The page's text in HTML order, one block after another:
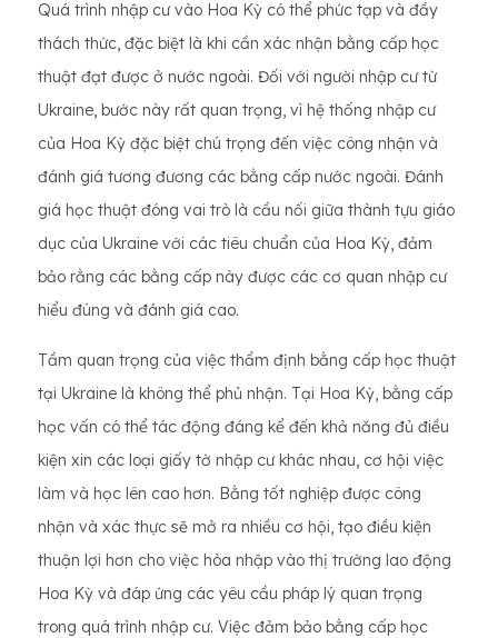
Quá trình nhập cư vào Hoa Kỳ có thể phức tạp và đầy
thách thức, đặc biệt là khi cần xác nhận bằng cấp học
thuật đạt được ở nước ngoài. Đối với người nhập cư từ
Ukraine, bước này rất quan trọng, vì hệ thống nhập cư
của Hoa Kỳ đặc biệt chú trọng đến việc công nhận và
đánh giá tương đương các bằng cấp nước ngoài. Đánh
giá học thuật đóng vai trò là cầu nối giữa thành tựu giáo
dục của Ukraine với các tiêu chuẩn của Hoa Kỳ, đảm
bảo rằng các bằng cấp này được các cơ quan nhập cư
hiểu đúng và đánh giá cao.
Tầm quan trọng của việc thẩm định bằng cấp học thuật
tại Ukraine là không thể phủ nhận. Tại Hoa Kỳ, bằng cấp
học vấn có thể tác động đáng kể đến khả năng đủ điều
kiện xin các loại giấy tờ nhập cư khác nhau, cơ hội việc
làm và học lên cao hơn. Bằng tốt nghiệp được công
nhận và xác thực sẽ mở ra nhiều cơ hội, tạo điều kiện
thuận lợi hơn cho việc hòa nhập vào thị trường lao động
Hoa Kỳ và đáp ứng các yêu cầu pháp lý quan trọng
trong quá trình nhập cư. Việc đảm bảo bằng cấp học